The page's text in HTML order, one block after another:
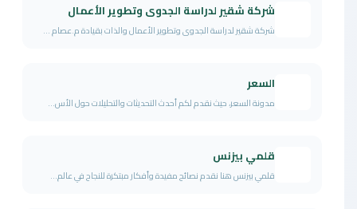
شركة شقير لدراسة الجدوى وتطوير الأعمال
شركة شقير لدراسة الجدوى وتطوير الأعمال والذات بقيادة م.عصام ...
السعر
مدونة السعر، حيث نقدم لكم أحدث التحديثات والتحليلات حول الأس...
قلمي بيزنس
قلمي بيزنس هنا نقدم نصائح مفيدة وأفكار مبتكرة للنجاح في عالم...